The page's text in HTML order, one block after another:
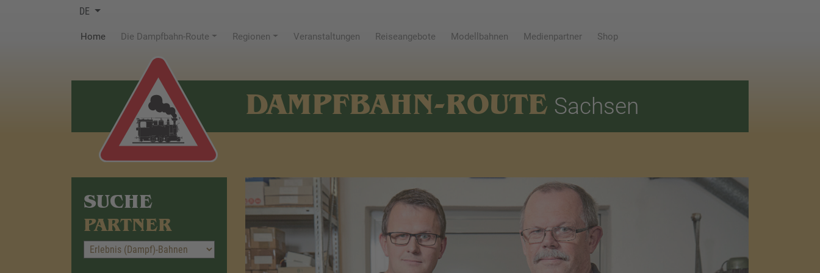
DE
Home(current)Die Dampfbahn-Route Regionen Veranstaltungen Reiseangebote Modellbahnen Medienpartner Shop
DAMPFBAHN-ROUTE Sachsen
SUCHE
PARTNER